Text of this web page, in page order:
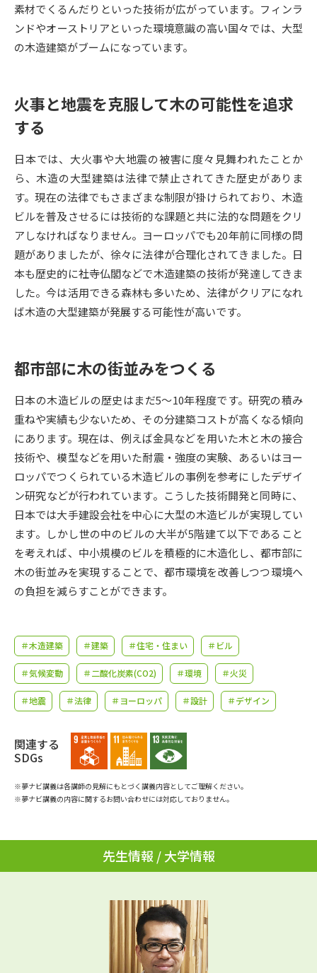
新増設大学・学部・学科特集
国際・グローバルに強い大学特
データサイエンス特集 奨学金・特待生制度特集
新学年スタート号特集ページ
（高3生用）
SELFBRAND特集ページ
オープンキャンパスなどを調べる
オープンキャンパス検索 実施プログラムから探す
来場型・Web型イベント特集 夢ナビライブ
志望校・出願校を調べる
併願校選び 受験スケジュールを立てよう
先輩が入学を決めた理由 テレメール全国一斉進学調査
新生活お役立ちガイド
学問発見 学問検索
学問のミニ講義「夢ナビ講義」 学問分野解説
学問の教科書 夢ナビライブ
ユーザーサポート
個人情報取扱規定
訂正のご案内
素材でくるんだりといった技術が広がっています。フィンラ
ンドやオーストリアといった環境意識の高い国々では、大型
の木造建築がブームになっています。
火事と地震を克服して木の可能性を追求
する
日本では、大火事や大地震の被害に度々見舞われたことか
ら、木造の大型建築は法律で禁止されてきた歴史がありま
す。現在の法律でもさまざまな制限が掛けられており、木造
ビルを普及させるには技術的な課題と共に法的な問題をクリ
アしなければなりません。ヨーロッパでも20年前に同様の問
題がありましたが、徐々に法律が合理化されてきました。日
本も歴史的に社寺仏閣などで木造建築の技術が発達してきま
した。今は活用できる森林も多いため、法律がクリアになれ
ば木造の大型建築が発展する可能性が高いです。
都市部に木の街並みをつくる
日本の木造ビルの歴史はまだ5～10年程度です。研究の積み
重ねや実績も少ないため、その分建築コストが高くなる傾向
にあります。現在は、例えば金具などを用いた木と木の接合
技術や、模型などを用いた耐震・強度の実験、あるいはヨー
ロッパでつくられている木造ビルの事例を参考にしたデザイ
ン研究などが行われています。こうした技術開発と同時に、
日本では大手建設会社を中心に大型の木造ビルが実現してい
ます。しかし世の中のビルの大半が5階建て以下であること
を考えれば、中小規模のビルを積極的に木造化し、都市部に
木の街並みを実現することで、都市環境を改善しつつ環境へ
の負担を減らすことができます。
＃木造建築 ＃建築 ＃住宅・住まい ＃ビル
＃気候変動 ＃二酸化炭素(CO2) ＃環境 ＃火災
＃地震 ＃法律 ＃ヨーロッパ ＃設計 ＃デザイン
関連する
SDGs
※夢ナビ講義は各講師の見解にもとづく講義内容としてご理解ください。
※夢ナビ講義の内容に関するお問い合わせには対応しておりません。
先生情報 / 大学情報